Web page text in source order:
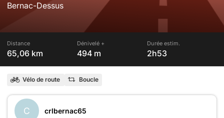
Bernac-Dessus
Distance
65,06 km
Dénivelé +
494 m
Durée estim.
2h53
Vélo de route Boucle
C crlbernac65